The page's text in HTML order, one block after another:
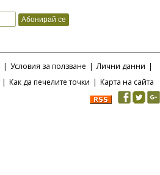
| Условия за ползване | Лични данни |
| Как да печелите точки | Карта на сайта